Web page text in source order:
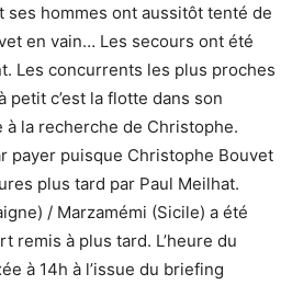
ses hommes ont aussitôt tenté de
en vain… Les secours ont été
Les concurrents les plus proches
petit c’est la flotte dans son
à la recherche de Christophe.
payer puisque Christophe Bouvet
plus tard par Paul Meilhat.
/ Marzamémi (Sicile) a été
remis à plus tard. L’heure du
à 14h à l’issue du briefing